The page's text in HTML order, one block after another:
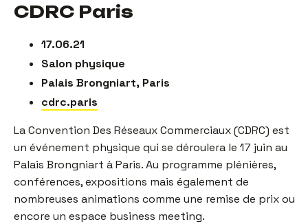
CDRC Paris
17.06.21
Salon physique
Palais Brongniart, Paris
cdrc.paris
La Convention Des Réseaux Commerciaux (CDRC) est
un événement physique qui se déroulera le 17 juin au
Palais Brongniart à Paris. Au programme plénières,
conférences, expositions mais également de
nombreuses animations comme une remise de prix ou
encore un espace business meeting.